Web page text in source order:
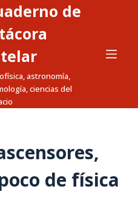
de
astronomía,
ciencias del
de física